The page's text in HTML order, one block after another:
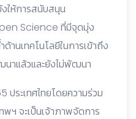
ให้การสนับสนุน
Science ที่มีจุดมุ่ง
านเทคโนโลยีในการเข้าถึง
นาแล้วและยังไม่พัฒนา
ประเทศไทยโดยความร่วม
ฯ จะเป็นเจ้าภาพจัดการ